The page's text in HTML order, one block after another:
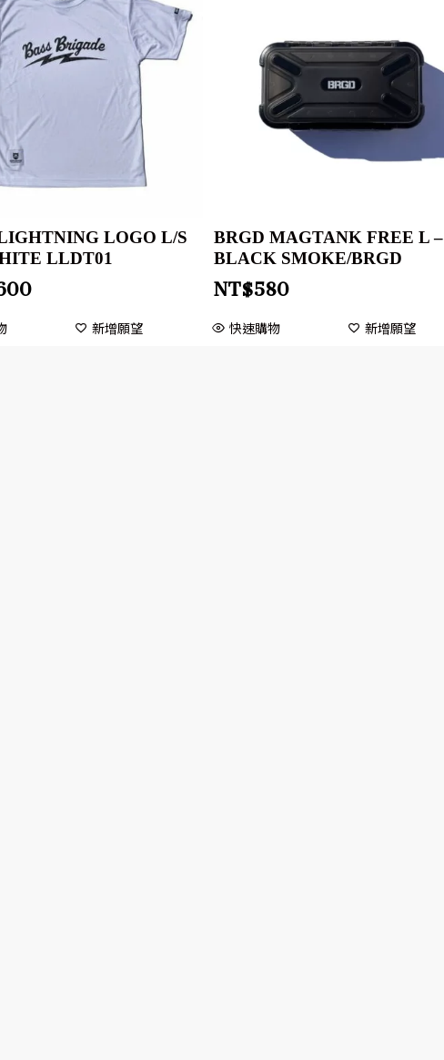
LOGO L/S
LLDT01
新增願望
BRGD MAGTANK FREE L –
BLACK SMOKE/BRGD
NT$580
快速購物 新增願望